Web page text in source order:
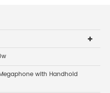
with Handhold